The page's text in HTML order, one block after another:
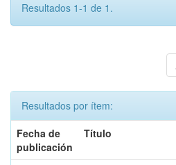
Resultados 1-1 de 1.
Resultados por ítem:
Fecha de
publicación
Título